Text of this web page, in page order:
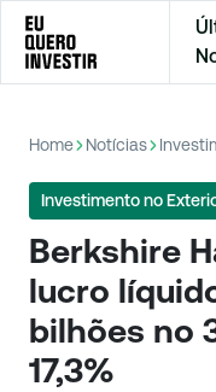
Home Notícias
Investimento no
Berkshire
lucro
bilhões no
17,3%